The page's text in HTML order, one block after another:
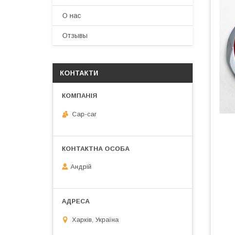
О нас
Отзывы
КОНТАКТИ
Cap-car
Андрій
Харків, Україна